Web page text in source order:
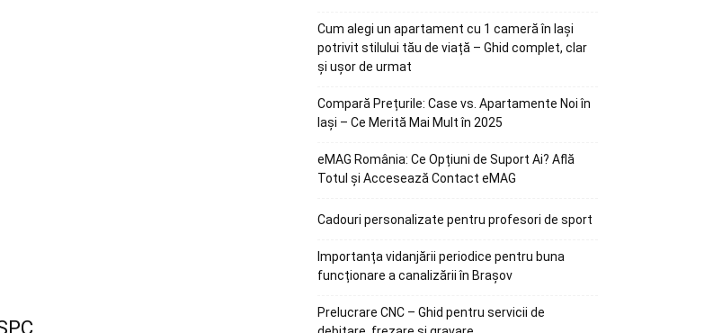
Cum alegi un apartament cu 1 cameră în Iași
potrivit stilului tău de viață – Ghid complet, clar
și ușor de urmat
Compară Prețurile: Case vs. Apartamente Noi în
Iași – Ce Merită Mai Mult în 2025
eMAG România: Ce Opțiuni de Suport Ai? Află
Totul și Accesează Contact eMAG
Cadouri personalizate pentru profesori de sport
Importanța vidanjării periodice pentru buna
funcționare a canalizării în Brașov
Prelucrare CNC – Ghid pentru servicii de